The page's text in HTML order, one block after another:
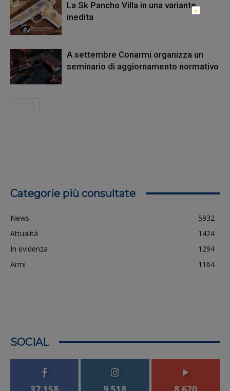
La Sk Pancho Villa in una variante
inedita
A settembre Conarmi organizza un
seminario di aggiornamento normativo
Categorie più consultate
News
5932
Attualità
1424
In evidenza
1294
Armi
1164
SOCIAL
×